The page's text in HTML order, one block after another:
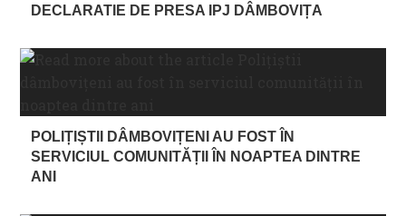
DECLARATIE DE PRESA IPJ DÂMBOVIȚA
POLIȚIȘTII DÂMBOVIȚENI AU FOST ÎN
SERVICIUL COMUNITĂȚII ÎN NOAPTEA DINTRE
ANI